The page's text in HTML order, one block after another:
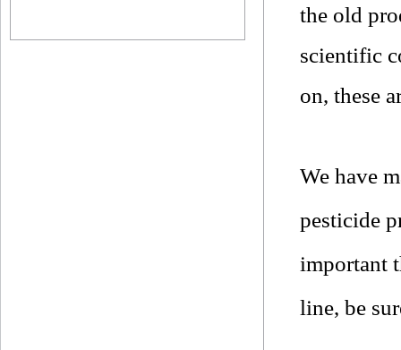
the old
scientific
on, these
We have
pesticide
important
line, be